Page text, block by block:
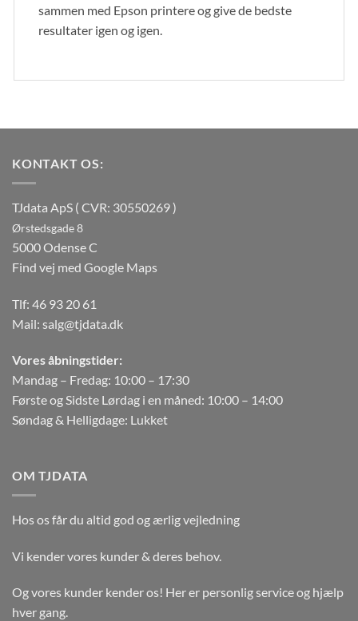
sammen med Epson printere og give de bedste
resultater igen og igen.
KONTAKT OS:
TJdata ApS ( CVR: 30550269 )
Ørstedsgade 8
5000 Odense C
Find vej med Google Maps
Tlf: 46 93 20 61
Mail: salg@tjdata.dk
Vores åbningstider:
Mandag – Fredag: 10:00 – 17:30
Første og Sidste Lørdag i en måned: 10:00 – 14:00
Søndag & Helligdage: Lukket
OM TJDATA
Hos os får du altid god og ærlig vejledning
Vi kender vores kunder & deres behov.
Og vores kunder kender os! Her er personlig service og hjælp
hver gang.